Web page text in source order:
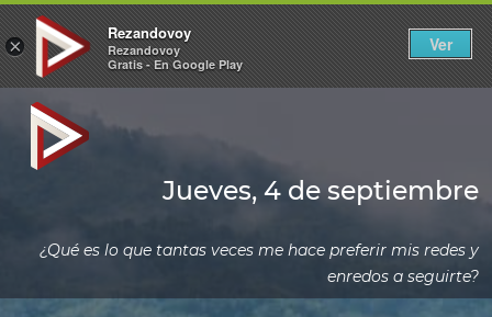
×
Rezandovoy
Rezandovoy
Gratis - En Google Play
Ver
Jueves, 4 de septiembre
¿Qué es lo que tantas veces me hace preferir mis redes y
enredos a seguirte?